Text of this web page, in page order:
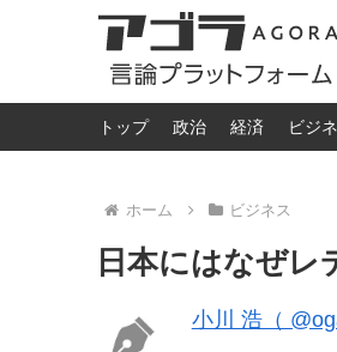
トップ 政治 経済 ビジ
ホーム ビジネス
日本にはなぜレ
小川 浩（